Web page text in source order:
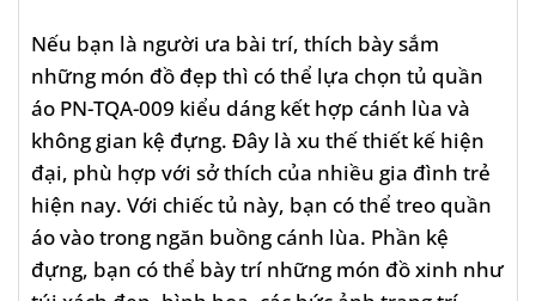
Nếu bạn là người ưa bài trí, thích bày sắm
những món đồ đẹp thì có thể lựa chọn tủ quần
áo PN-TQA-009 kiểu dáng kết hợp cánh lùa và
không gian kệ đựng. Đây là xu thế thiết kế hiện
đại, phù hợp với sở thích của nhiều gia đình trẻ
hiện nay. Với chiếc tủ này, bạn có thể treo quần
áo vào trong ngăn buồng cánh lùa. Phần kệ
đựng, bạn có thể bày trí những món đồ xinh như